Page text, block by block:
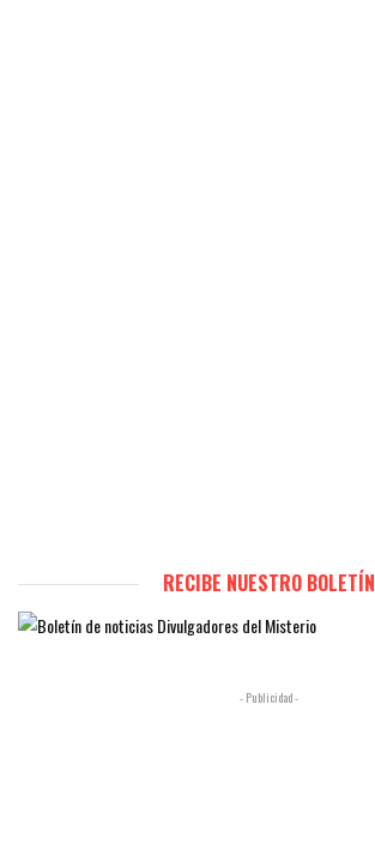
RECIBE NUESTRO BOLETÍN
- Publicidad -